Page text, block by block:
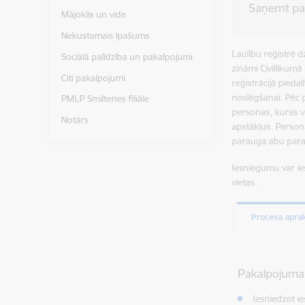
Mājoklis un vide
Nekustamais īpašums
Sociālā palīdzība un pakalpojumi
Citi pakalpojumi
PMLP Smiltenes filiāle
Notārs
Saņemt
Laulību reģistrē
zināmi
reģistrācijā
noslēgšanai.
personas, kuras
apstākļus.
parauga abu
Iesniegumu var
vietas.
Procesa
Iesniedzot